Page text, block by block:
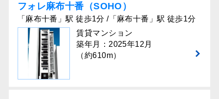
フォレ麻布十番（SOHO）
「麻布十番」駅 徒歩1分 /「麻布十番」駅 徒歩1分
賃貸マンション
築年月：2025年12月
（約610m）